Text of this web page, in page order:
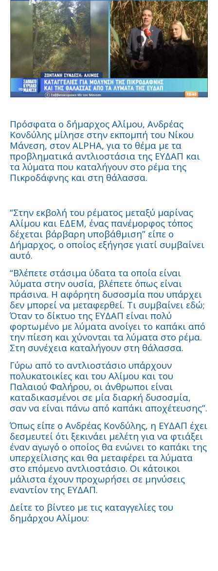
Πρόσφατα ο δήμαρχος Αλίμου, Ανδρέας
Κονδύλης μίλησε στην εκπομπή του Νίκου
Μάνεση, στον ALPHA, για το θέμα με τα
προβληματικά αντλιοστάσια της ΕΥΔΑΠ και
τα λύματα που καταλήγουν στο ρέμα της
Πικροδάφνης και στη θάλασσα.
“Στην εκβολή του ρέματος μεταξύ μαρίνας
Αλίμου και ΕΔΕΜ, ένας πανέμορφος τόπος
δέχεται βάρβαρη υποβάθμιση” είπε ο
Δήμαρχος, ο οποίος εξήγησε γιατί συμβαίνει
αυτό.
“Βλέπετε στάσιμα ύδατα τα οποία είναι
λύματα στην ουσία, βλέπετε όπως είναι
πράσινα. Η αφόρητη δυσοσμία που υπάρχει
δεν μπορεί να μεταφερθεί. Τι συμβαίνει εδώ;
Όταν το δίκτυο της ΕΥΔΑΠ είναι πολύ
φορτωμένο με λύματα ανοίγει το καπάκι από
την πίεση και χύνονται τα λύματα στο ρέμα.
Στη συνέχεια καταλήγουν στη θάλασσα.
Γύρω από το αντλιοστάσιο υπάρχουν
πολυκατοικίες και του Αλίμου και του
Παλαιού Φαλήρου, οι άνθρωποι είναι
καταδικασμένοι σε μία διαρκή δυσοσμία,
σαν να είναι πάνω από καπάκι αποχέτευσης”.
Όπως είπε ο Ανδρέας Κονδύλης, η ΕΥΔΑΠ έχει
δεσμευτεί ότι ξεκινάει μελέτη για να φτιάξει
έναν αγωγό ο οποίος θα ενώνει το καπάκι της
υπερχείλισης και θα μεταφέρει τα λύματα
στο επόμενο αντλιοστάσιο. Οι κάτοικοι
μάλιστα έχουν προχωρήσει σε μηνύσεις
εναντίον της ΕΥΔΑΠ.
Δείτε το βίντεο με τις καταγγελίες του
δημάρχου Αλίμου: